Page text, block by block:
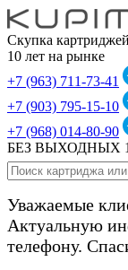
Скупка картриджей
10 лет на рынке
+7 (963) 711-73-41
+7 (903) 795-15-10
+7 (968) 014-80-90
БЕЗ ВЫХОДНЫХ
Уважаемые
Актуальную
телефону.